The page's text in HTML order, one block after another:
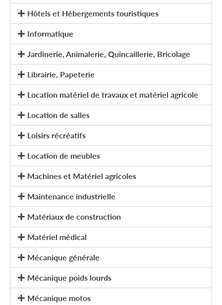
Hôtels et Hébergements touristiques
Informatique
Jardinerie, Animalerie, Quincaillerie, Bricolage
Librairie, Papeterie
Location matériel de travaux et matériel agricole
Location de salles
Loisirs récréatifs
Location de meubles
Machines et Matériel agricoles
Maintenance industrielle
Matériaux de construction
Matériel médical
Mécanique générale
Mécanique poids lourds
Mécanique motos